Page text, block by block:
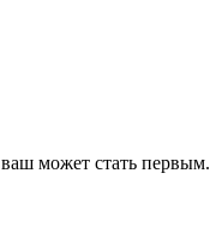
может стать первым.